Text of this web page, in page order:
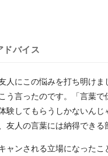
ドバイス
人にこの悩みを打ち明けま
う言ったのです。「言葉で
験してもらうしかないんじ
友人の言葉には納得できる
ャンされる立場になったこ